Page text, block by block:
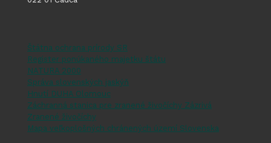
Štátna ochrana prírody SR
Register ponúkaného majetku štátu
NATURA 2000
Správa slovenských jaskýň
Hnutí DUHA Olomouc
Záchranná stanica pre zranené živočíchy Zázrivá
Zranené živočíchy
Mapa veľkoplošných chránených území Slovenska